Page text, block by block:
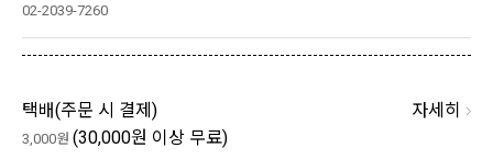
02-2039-7260
택배(주문 시 결제 ) 자세히
3,000원 (30,000원 이상 무료)